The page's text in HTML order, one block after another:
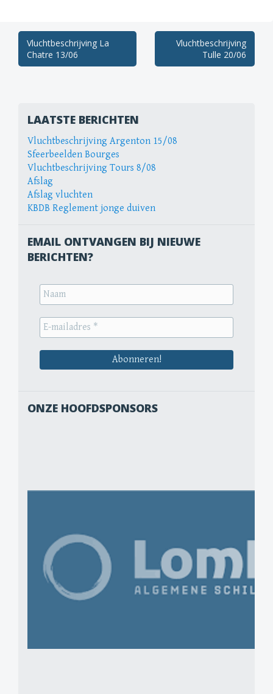
Berichtnavigatie
Vluchtbeschrijving La
Chatre 13/06
Vluchtbeschrijving
Tulle 20/06
LAATSTE BERICHTEN
Vluchtbeschrijving Argenton 15/08
Sfeerbeelden Bourges
Vluchtbeschrijving Tours 8/08
Afslag
Afslag vluchten
KBDB Reglement jonge duiven
EMAIL ONTVANGEN BIJ NIEUWE
BERICHTEN?
ONZE HOOFDSPONSORS